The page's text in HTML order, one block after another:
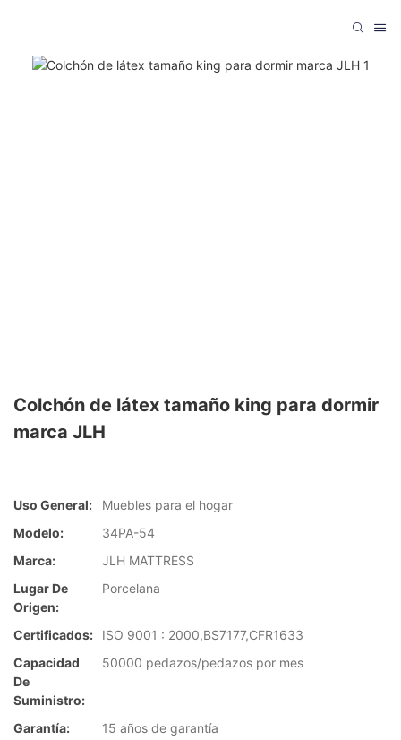
Colchón de látex tamaño king para dormir
marca JLH
Uso General:
Muebles para el hogar
Modelo:
34PA-54
Marca:
JLH MATTRESS
Lugar De
Origen:
Porcelana
Certificados:
ISO 9001 : 2000,BS7177,CFR1633
Capacidad
De
Suministro:
50000 pedazos/pedazos por mes
Garantía:
15 años de garantía